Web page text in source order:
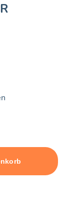
10